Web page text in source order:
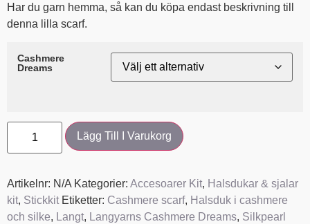
Har du garn hemma, så kan du köpa endast beskrivning till
denna lilla scarf.
Cashmere
Dreams
Lägg Till I Varukorg
Artikelnr: N/A Kategorier: Accesoarer Kit, Halsdukar & sjalar
kit, Stickkit Etiketter: Cashmere scarf, Halsduk i cashmere
och silke, Langt, Langyarns Cashmere Dreams, Silkpearl